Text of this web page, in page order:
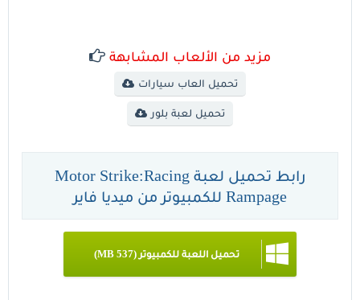
مزيد من الألعاب المشابهة
تحميل العاب سيارات
تحميل لعبة بلور
رابط تحميل لعبة Motor Strike:Racing
Rampage للكمبيوتر من ميديا فاير
تحميل اللعبة للكمبيوتر (537 MB)